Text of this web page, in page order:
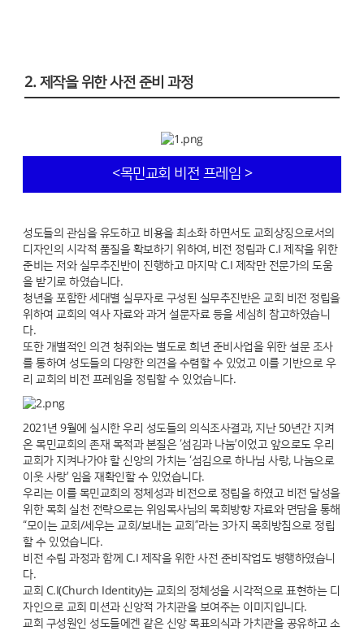
2. 제작을 위한 사전 준비 과정
<목민교회 비전 프레임 >
성도들의 관심을 유도하고 비용을 최소화 하면서도 교회상징으로서의
디자인의 시각적 품질을 확보하기 위하여, 비전 정립과 C.I 제작을 위한
준비는 저와 실무추진반이 진행하고 마지막 C.I 제작만 전문가의 도움
을 받기로 하였습니다.
청년을 포함한 세대별 실무자로 구성된 실무추진반은 교회 비전 정립을
위하여 교회의 역사 자료와 과거 설문자료 등을 세심히 참고하였습니
다.
또한 개별적인 의견 청취와는 별도로 희년 준비사업을 위한 설문 조사
를 통하여 성도들의 다양한 의견을 수렴할 수 있었고 이를 기반으로 우
리 교회의 비전 프레임을 정립할 수 있었습니다.
2021년 9월에 실시한 우리 성도들의 의식조사결과, 지난 50년간 지켜
온 목민교회의 존재 목적과 본질은 ‘섬김과 나눔’이었고 앞으로도 우리
교회가 지켜나가야 할 신앙의 가치는 ‘섬김으로 하나님 사랑, 나눔으로
이웃 사랑’ 임을 재확인할 수 있었습니다.
우리는 이를 목민교회의 정체성과 비전으로 정립을 하였고 비전 달성을
위한 목회 실천 전략으로는 위임목사님의 목회방향 자료와 면담을 통해
“모이는 교회/세우는 교회/보내는 교회”라는 3가지 목회방침으로 정립
할 수 있었습니다.
비전 수립 과정과 함께 C.I 제작을 위한 사전 준비작업도 병행하였습니
다.
교회 C.I(Church Identity)는 교회의 정체성을 시각적으로 표현하는 디
자인으로 교회 미션과 신앙적 가치관을 보여주는 이미지입니다.
교회 구성원인 성도들에겐 같은 신앙 목표의식과 가치관을 공유하고 소